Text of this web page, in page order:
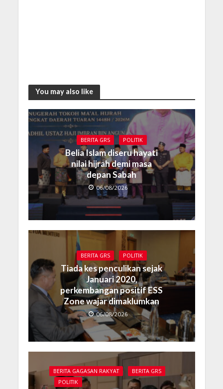
You may also like
BERITA GRS POLITIK
Belia Islam diseru hayati
nilai hijrah demi masa
depan Sabah
06/08/2026
BERITA GRS POLITIK
Tiada kes penculikan sejak
Januari 2020,
perkembangan positif ESS
Zone wajar dimaklumkan
06/08/2026
BERITA GAGASAN RAKYAT
BERITA GRS
POLITIK